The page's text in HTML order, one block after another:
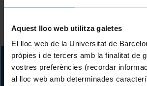
Aquest lloc web utilitza galetes
El lloc web de la Universitat de
pròpies i de tercers amb la finalitat de
vostres preferències (recordar
al lloc web amb determinades
Ordenar